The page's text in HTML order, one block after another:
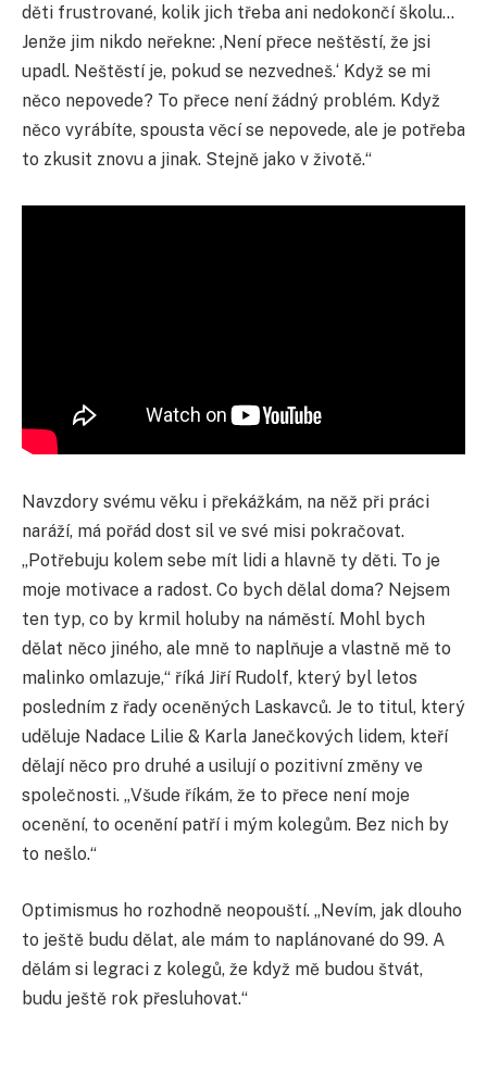
děti frustrované, kolik jich třeba ani nedokončí školu…
Jenže jim nikdo neřekne: ,Není přece neštěstí, že jsi
upadl. Neštěstí je, pokud se nezvedneš.‘ Když se mi
něco nepovede? To přece není žádný problém. Když
něco vyrábíte, spousta věcí se nepovede, ale je potřeba
to zkusit znovu a jinak. Stejně jako v životě.“
Navzdory svému věku i překážkám, na něž při práci
naráží, má pořád dost sil ve své misi pokračovat.
„Potřebuju kolem sebe mít lidi a hlavně ty děti. To je
moje motivace a radost. Co bych dělal doma? Nejsem
ten typ, co by krmil holuby na náměstí. Mohl bych
dělat něco jiného, ale mně to naplňuje a vlastně mě to
malinko omlazuje,“ říká Jiří Rudolf, který byl letos
posledním z řady oceněných Laskavců. Je to titul, který
uděluje Nadace Lilie & Karla Janečkových lidem, kteří
dělají něco pro druhé a usilují o pozitivní změny ve
společnosti. „Všude říkám, že to přece není moje
ocenění, to ocenění patří i mým kolegům. Bez nich by
to nešlo.“
Optimismus ho rozhodně neopouští. „Nevím, jak dlouho
to ještě budu dělat, ale mám to naplánované do 99. A
dělám si legraci z kolegů, že když mě budou štvát,
budu ještě rok přesluhovat.“